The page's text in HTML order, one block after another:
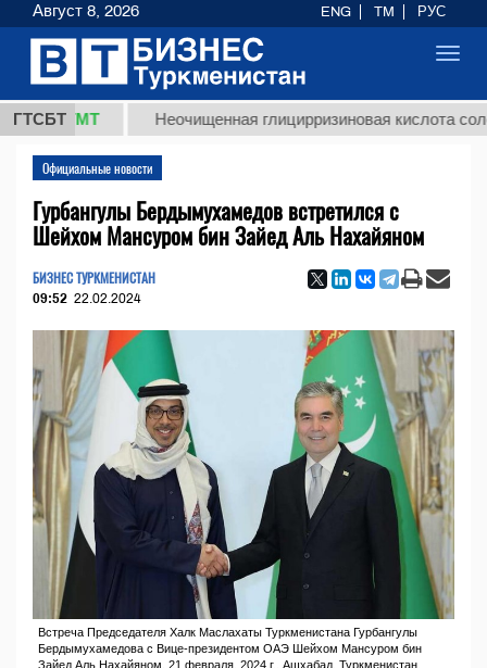
ГТСБТ
ТМТ Неочищенная глицирризиновая кислота
Официальные новости
Гурбангулы Бердымухамедов встретился с
Шейхом Мансуром бин Зайед Аль Нахайяном
БИЗНЕС ТУРКМЕНИСТАН
09:52 22.02.2024
Встреча Председателя Халк Маслахаты Туркменистана Гурбангулы
Бердымухамедова с Вице-президентом ОАЭ Шейхом Мансуром бин
Зайед Аль Нахайяном, 21 февраля, 2024 г., Ашхабад, Туркменистан.
Август 8, 2026 ENG TM РУС